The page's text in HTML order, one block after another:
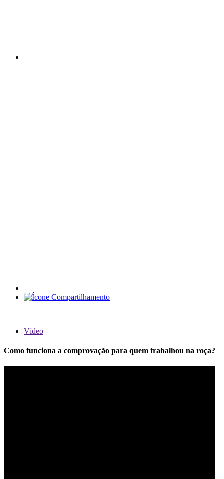
Vídeo
Como funciona a comprovação para quem trabalhou na roça?